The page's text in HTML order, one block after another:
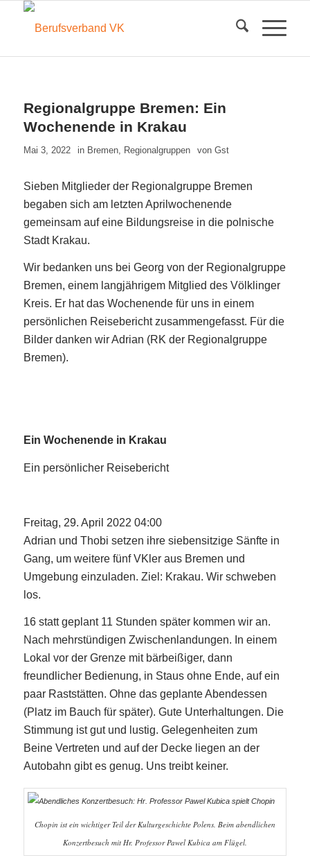
Regionalgruppe Bremen: Ein
Wochenende in Krakau
Mai 3, 2022 in Bremen, Regionalgruppen von Gst
Sieben Mitglieder der Regionalgruppe Bremen
begaben sich am letzten Aprilwochenende
gemeinsam auf eine Bildungsreise in die polnische
Stadt Krakau.
Wir bedanken uns bei Georg von der Regionalgruppe
Bremen, einem langjährigem Mitglied des Völklinger
Kreis. Er hat das Wochenende für uns in einem
persönlichen Reisebericht zusammengefasst. Für die
Bilder danken wir Adrian (RK der Regionalgruppe
Bremen).
Ein Wochenende in Krakau
Ein persönlicher Reisebericht
Freitag, 29. April 2022 04:00
Adrian und Thobi setzen ihre siebensitzige Sänfte in
Gang, um weitere fünf VKler aus Bremen und
Umgebung einzuladen. Ziel: Krakau. Wir schweben
los.
16 statt geplant 11 Stunden später kommen wir an.
Nach mehrstündigen Zwischenlandungen. In einem
Lokal vor der Grenze mit bärbeißiger, dann
freundlicher Bedienung, in Staus ohne Ende, auf ein
paar Raststätten. Ohne das geplante Abendessen
(Platz im Bauch für später). Gute Unterhaltungen. Die
Stimmung ist gut und lustig. Gelegenheiten zum
Beine Vertreten und auf der Decke liegen an der
Autobahn gibt es genug. Uns treibt keiner.
Chopin ist ein wichtiger Teil der Kulturgeschichte Polens. Beim abendlichen
Konzertbesuch mit Hr. Professor Pawel Kubica am Flügel.